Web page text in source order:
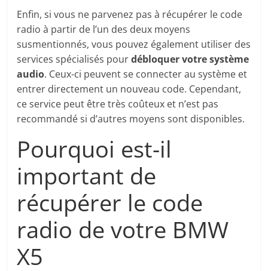
Enfin, si vous ne parvenez pas à récupérer le code
radio à partir de l’un des deux moyens
susmentionnés, vous pouvez également utiliser des
services spécialisés pourdébloquer votre système
audio. Ceux-ci peuvent se connecter au système et
entrer directement un nouveau code. Cependant,
ce service peut être très coûteux et n’est pas
recommandé si d’autres moyens sont disponibles.
Pourquoi est-il
important de
récupérer le code
radio de votre BMW
X5